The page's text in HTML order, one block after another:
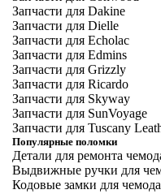
Запчасти для Dakine
Запчасти для Dielle
Запчасти для Echolac
Запчасти для Edmins
Запчасти для Grizzly
Запчасти для Ricardo
Запчасти для Skyway
Запчасти для SunVoyage
Запчасти для Tuscany
Популярные поломки
Детали для ремонта
Выдвижные ручки для
Кодовые замки для